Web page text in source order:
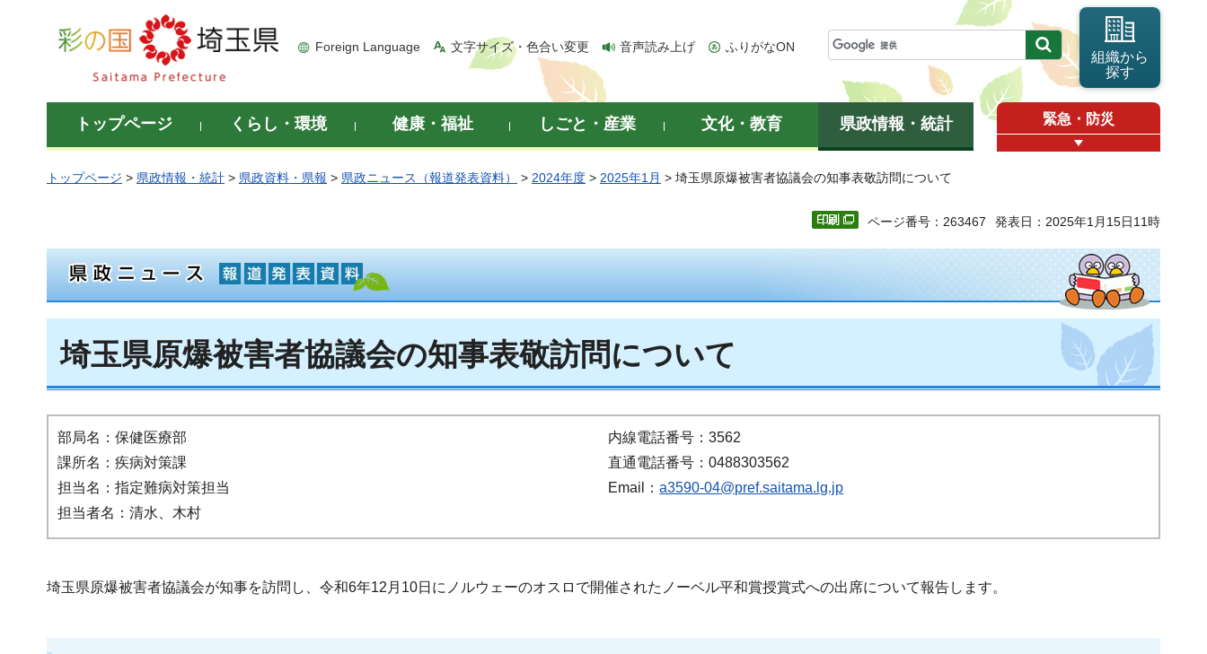
彩の国 埼玉県
Foreign Language 文字サイズ・色合い変更 音声読み上げ ふりがなON
組織から
探す
トップページ くらし・環境 健康・福祉 しごと・産業 文化・教育 県政情報・統計 緊急・防災
トップページ > 県政情報・統計 > 県政資料・県報 > 県政ニュース（報道発表資料） > 2024年度 > 2025年1月 > 埼玉県原爆被害者協議会の知事表敬訪問について
ページ番号：263467 発表日：2025年1月15日11時
埼玉県原爆被害者協議会の知事表敬訪問について
部局名：保健医療部
課所名：疾病対策課
担当名：指定難病対策担当
担当者名：清水、木村
内線電話番号：3562
直通電話番号：0488303562
Email：a3590-04@pref.saitama.lg.jp
埼玉県原爆被害者協議会が知事を訪問し、令和6年12月10日にノルウェーのオスロで開催されたノーベル平和賞授賞式への出席について報告します。